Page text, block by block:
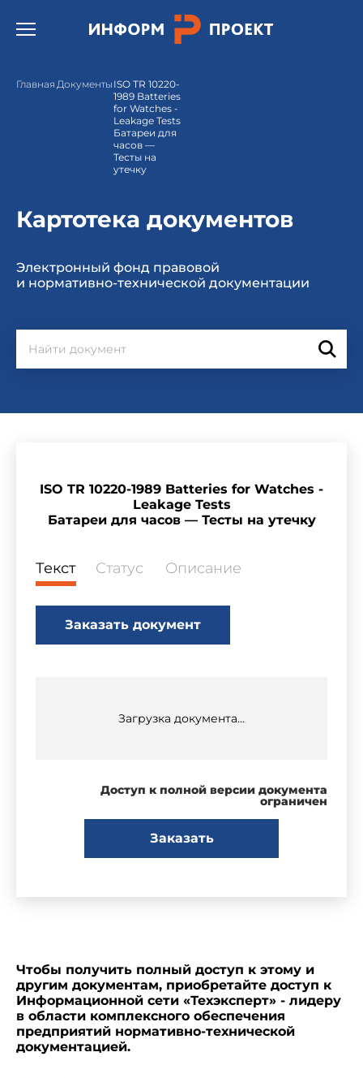
Открыть бургер меню.
Главная Документы ISO TR 10220-
1989 Batteries
for Watches -
Leakage Tests
Батареи для
часов —
Тесты на
утечку
Картотека документов
Электронный фонд правовой
и нормативно-технической документации
ISO TR 10220-1989 Batteries for Watches -
Leakage Tests
Батареи для часов — Тесты на утечку
Текст Статус Описание
Заказать документ
Загрузка документа...
Доступ к полной версии документа
ограничен
Заказать
Чтобы получить полный доступ к этому и
другим документам, приобретайте доступ к
Информационной сети «Техэксперт» - лидеру
в области комплексного обеспечения
предприятий нормативно-технической
документацией.